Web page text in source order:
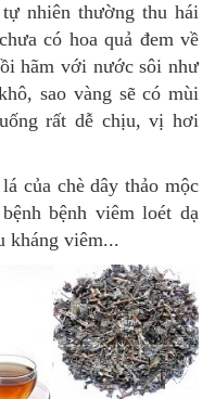
tự nhiên thường thu hái
có hoa quả đem về
hãm với nước sôi như
sao vàng sẽ có mùi
rất dễ chịu, vị hơi
của chè dây thảo mộc
bệnh viêm loét dạ
kháng viêm...